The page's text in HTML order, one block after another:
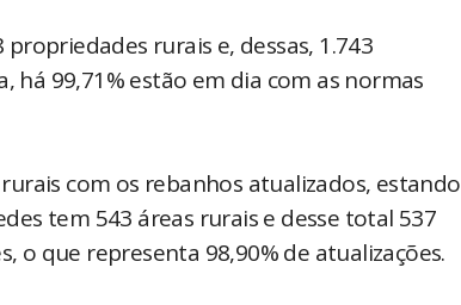
rurais e, dessas, 1.743
há 99,71% estão em dia com as normas
com os rebanhos atualizados, estando
tem 543 áreas rurais e desse total 537
o que representa 98,90% de atualizações.